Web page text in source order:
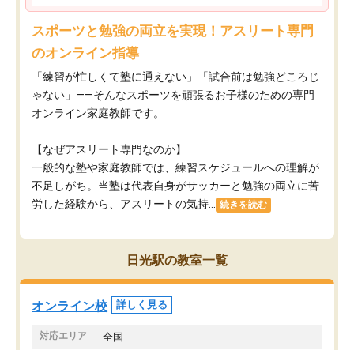
スポーツと勉強の両立を実現！アスリート専門
のオンライン指導
「練習が忙しくて塾に通えない」「試合前は勉強どころじ
ゃない」——そんなスポーツを頑張るお子様のための専門
オンライン家庭教師です。
【なぜアスリート専門なのか】
一般的な塾や家庭教師では、練習スケジュールへの理解が
不足しがち。当塾は代表自身がサッカーと勉強の両立に苦
労した経験から、アスリートの気持...
続きを読む
日光駅の教室一覧
オンライン校 詳しく見る
対応エリア 全国